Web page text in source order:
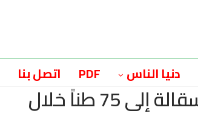
دنيا الناس PDF اتصل بنا
انخفاض إنزال الأسماك بسوق السقالة إلى 75 طناً خلال